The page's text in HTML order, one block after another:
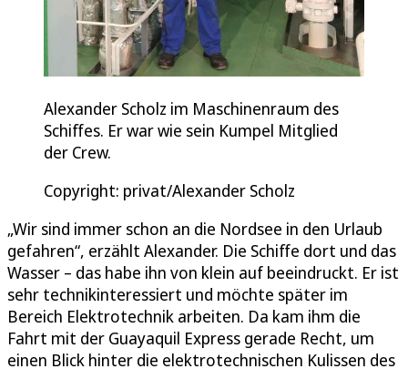
Alexander Scholz im Maschinenraum des
Schiffes. Er war wie sein Kumpel Mitglied
der Crew.
Copyright: privat/Alexander Scholz
„Wir sind immer schon an die Nordsee in den Urlaub
gefahren“, erzählt Alexander. Die Schiffe dort und das
Wasser – das habe ihn von klein auf beeindruckt. Er ist
sehr technikinteressiert und möchte später im
Bereich Elektrotechnik arbeiten. Da kam ihm die
Fahrt mit der Guayaquil Express gerade Recht, um
einen Blick hinter die elektrotechnischen Kulissen des